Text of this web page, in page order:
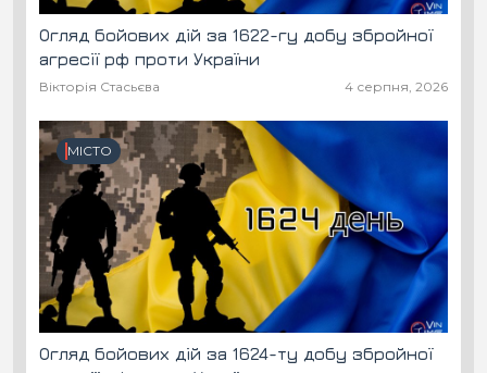
Огляд бойових дій за 1622-гу добу збройної
агресії рф проти України
Вікторія Стасьєва 4 серпня, 2026
МІСТО
Огляд бойових дій за 1624-ту добу збройної